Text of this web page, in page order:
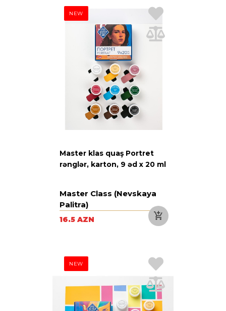
NEW
Master klas quaş Portret
rənglər, karton, 9 əd х 20 ml
Master Class (Nevskaya
Palitra)
16.5 AZN
NEW